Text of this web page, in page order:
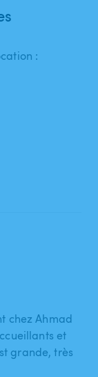
:
chez Ahmad
et
grande, très